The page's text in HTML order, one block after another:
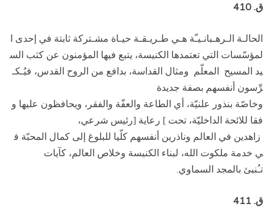
ق. 410
الحالـة الـرهـبانـيـّة هـي طـريـقـة حيـاة مشـتركة ثابتة في إحدى ا
لمؤسّسات التي تعتمدها الكنيسة، يتبع فيها المؤمنون عن كثب الس
يد المسيح المعلّم ومثال القداسة، بدافع من الروح القدس، فيُـكـ
رِّسون أنفسهم بصفة جديدة
وخاصّة بنذور علنيّة، أي الطاعة والعفّة والفقر، ويحافظون عليها و
فقا للائحة الداخليّة، تحت ] رعاية [رئيس شرعي،
زاهدين في العالم وناذرين أنفسهم كلّيا للبلوغ إلى كمال المحبّة ف
ي خدمة ملكوت الله، لبناء الكنيسة وخلاص العالم، كآيات
تـُنبئ بالمجد السماوي.
ق. 411